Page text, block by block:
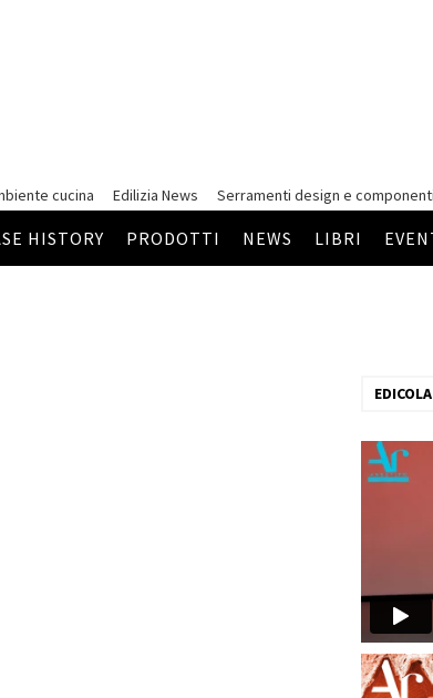
cucina Edilizia News Serramenti design e componenti
HISTORY PRODOTTI NEWS LIBRI
EDICOLA